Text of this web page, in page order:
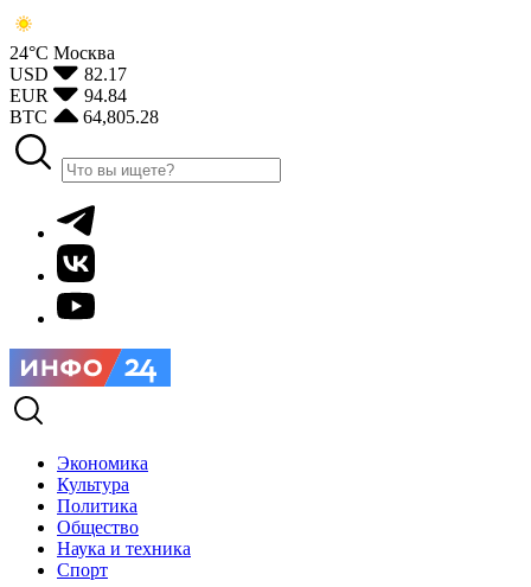
24°С Москва
USD
82.17
EUR
94.84
BTC
64,805.28
Экономика
Культура
Политика
Общество
Наука и техника
Спорт